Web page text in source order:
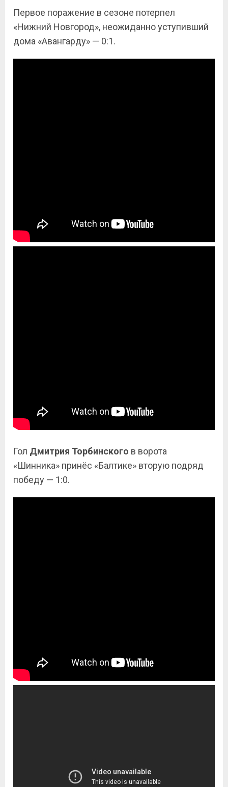
Первое поражение в сезоне потерпел
«Нижний Новгород», неожиданно уступивший
дома «Авангарду» — 0:1.
Гол Дмитрия Торбинского в ворота
«Шинника» принёс «Балтике» вторую подряд
победу — 1:0.